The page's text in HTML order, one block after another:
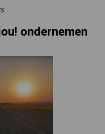
ondernemen